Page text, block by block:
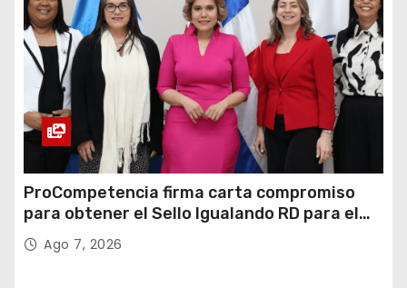
ProCompetencia firma carta compromiso
para obtener el Sello Igualando RD para el
Sector Público
Ago 7, 2026